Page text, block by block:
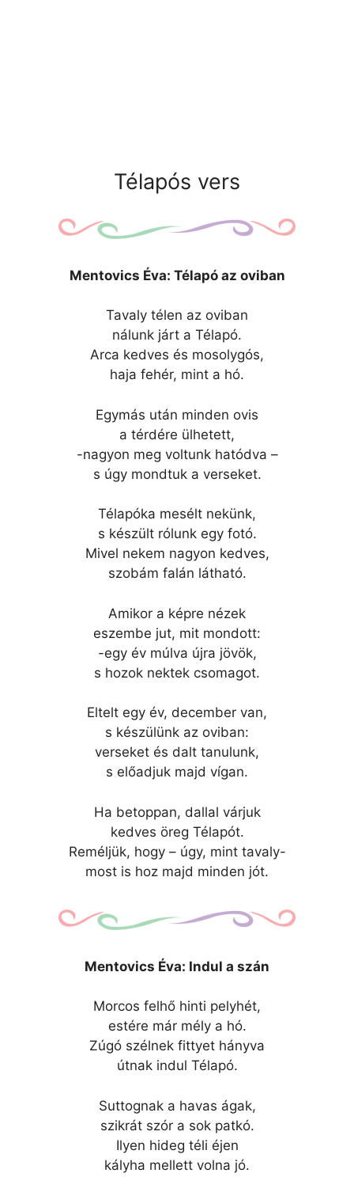
Télapós vers
Mentovics Éva: Télapó az oviban
Tavaly télen az oviban
nálunk járt a Télapó.
Arca kedves és mosolygós,
haja fehér, mint a hó.
Egymás után minden ovis
a térdére ülhetett,
-nagyon meg voltunk hatódva –
s úgy mondtuk a verseket.
Télapóka mesélt nekünk,
s készült rólunk egy fotó.
Mivel nekem nagyon kedves,
szobám falán látható.
Amikor a képre nézek
eszembe jut, mit mondott:
-egy év múlva újra jövök,
s hozok nektek csomagot.
Eltelt egy év, december van,
s készülünk az oviban:
verseket és dalt tanulunk,
s előadjuk majd vígan.
Ha betoppan, dallal várjuk
kedves öreg Télapót.
Reméljük, hogy – úgy, mint tavaly-
most is hoz majd minden jót.
Mentovics Éva: Indul a szán
Morcos felhő hinti pelyhét,
estére már mély a hó.
Zúgó szélnek fittyet hányva
útnak indul Télapó.
Suttognak a havas ágak,
szikrát szór a sok patkó.
Ilyen hideg téli éjen
kályha mellett volna jó.